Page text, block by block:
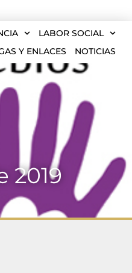
LABOR SOCIAL
Y ENLACES
NOTICIAS
2019